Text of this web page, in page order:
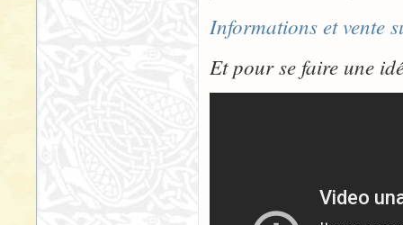
Informations et vente
Et pour se faire une